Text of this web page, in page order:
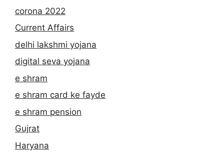
corona 2022
Current Affairs
delhi lakshmi yojana
digital seva yojana
e shram
e shram card ke fayde
e shram pension
Gujrat
Haryana